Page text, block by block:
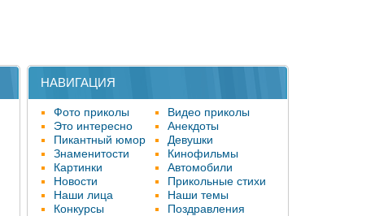
НАВИГАЦИЯ
Фото приколы
Видео приколы
Это интересно
Анекдоты
Пикантный юмор
Девушки
Знаменитости
Кинофильмы
Картинки
Автомобили
Новости
Прикольные стихи
Наши лица
Наши темы
Конкурсы
Поздравления